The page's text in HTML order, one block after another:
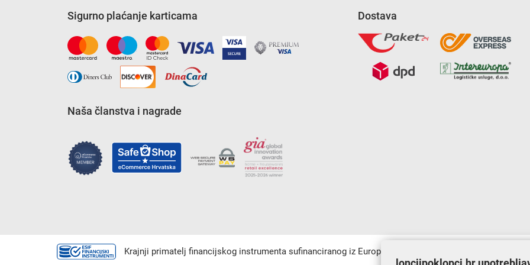
Sigurno plaćanje karticama
Naša članstva i nagrade
Dostava
Krajnji primatelj financijskog instrumenta sufinanciranog iz Europskog fonda za regionalni razvoj u